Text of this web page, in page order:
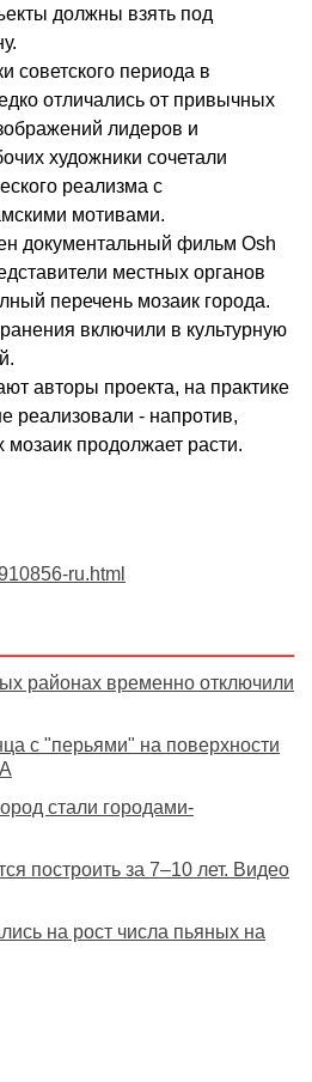
должны взять под
советского периода в
отличались от привычных
лидеров и
художники сочетали
реализма с
мотивами.
документальный фильм Osh
местных органов
перечень мозаик города.
включили в культурную
авторы проекта, на практике
реализовали - напротив,
мозаик продолжает расти.
ru.html
районах временно отключили
с "перьями" на поверхности
стали городами-
построить за 7–10 лет. Видео
на рост числа пьяных на